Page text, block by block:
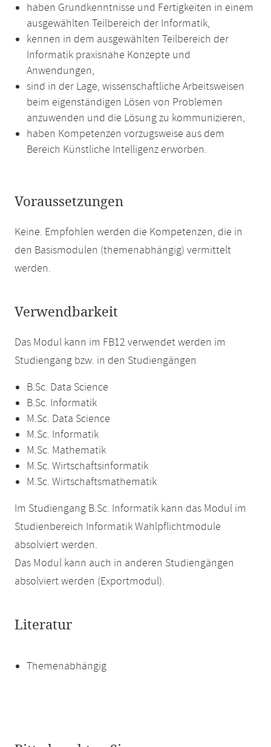
haben Grundkenntnisse und Fertigkeiten in einem
ausgewählten Teilbereich der Informatik,
kennen in dem ausgewählten Teilbereich der
Informatik praxisnahe Konzepte und
Anwendungen,
sind in der Lage, wissenschaftliche Arbeitsweisen
beim eigenständigen Lösen von Problemen
anzuwenden und die Lösung zu kommunizieren,
haben Kompetenzen vorzugsweise aus dem
Bereich Künstliche Intelligenz erworben.
Voraussetzungen
Keine. Empfohlen werden die Kompetenzen, die in
den Basismodulen (themenabhängig) vermittelt
werden.
Verwendbarkeit
Das Modul kann im FB12 verwendet werden im
Studiengang bzw. in den Studiengängen
B.Sc. Data Science
B.Sc. Informatik
M.Sc. Data Science
M.Sc. Informatik
M.Sc. Mathematik
M.Sc. Wirtschaftsinformatik
M.Sc. Wirtschaftsmathematik
Im Studiengang B.Sc. Informatik kann das Modul im
Studienbereich Informatik Wahlpflichtmodule
absolviert werden.
Das Modul kann auch in anderen Studiengängen
absolviert werden (Exportmodul).
Literatur
Themenabhängig